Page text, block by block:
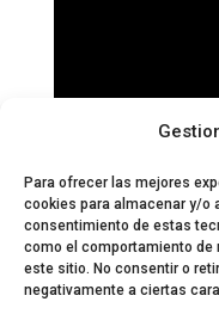
Para ofrecer las mejores
cookies para almacenar y/o
consentimiento de estas
como el comportamiento
este sitio. No consentir o
negativamente a ciertas